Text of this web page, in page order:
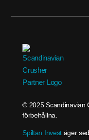
© 2025 Scandinavian
förbehållna.
Spiltan Investäger